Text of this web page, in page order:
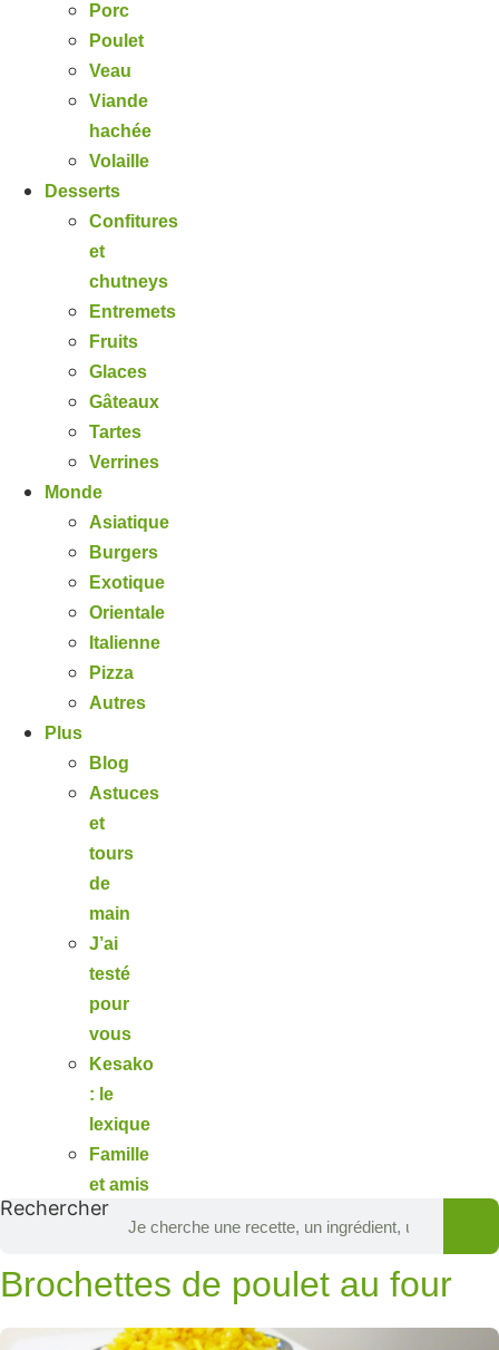
Porc
Poulet
Veau
Viande
hachée
Volaille
Desserts
Confitures
et
chutneys
Entremets
Fruits
Glaces
Gâteaux
Tartes
Verrines
Monde
Asiatique
Burgers
Exotique
Orientale
Italienne
Pizza
Autres
Plus
Blog
Astuces
et
tours
de
main
J’ai
testé
pour
vous
Kesako
: le
lexique
Famille
et amis
Rechercher
Brochettes de poulet au four